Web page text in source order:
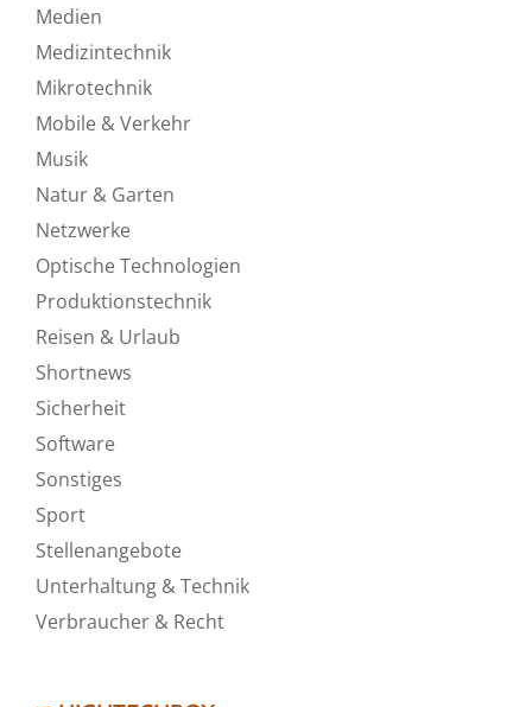
Medien
Medizintechnik
Mikrotechnik
Mobile & Verkehr
Musik
Natur & Garten
Netzwerke
Optische Technologien
Produktionstechnik
Reisen & Urlaub
Shortnews
Sicherheit
Software
Sonstiges
Sport
Stellenangebote
Unterhaltung & Technik
Verbraucher & Recht